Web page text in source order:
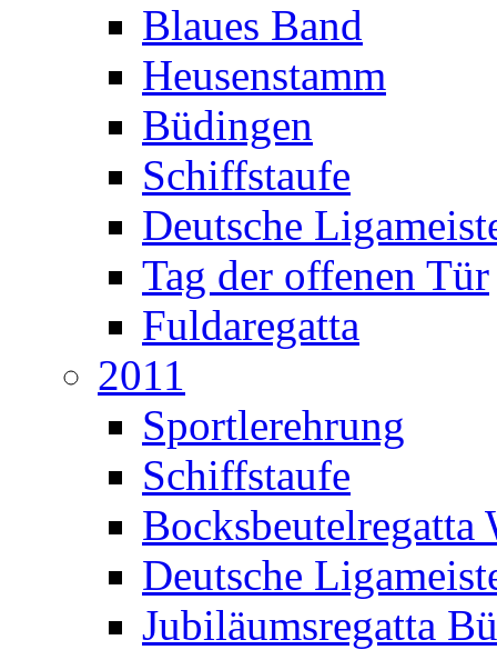
Blaues Band
Heusenstamm
Büdingen
Schiffstaufe
Deutsche
Tag der offenen Tür
Fuldaregatta
2011
Sportlerehrung
Schiffstaufe
Bocksbeutelregatta
Deutsche
Jubiläumsregatta